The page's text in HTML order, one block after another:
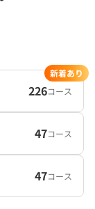
226コース
新着あり
47コース
47コース